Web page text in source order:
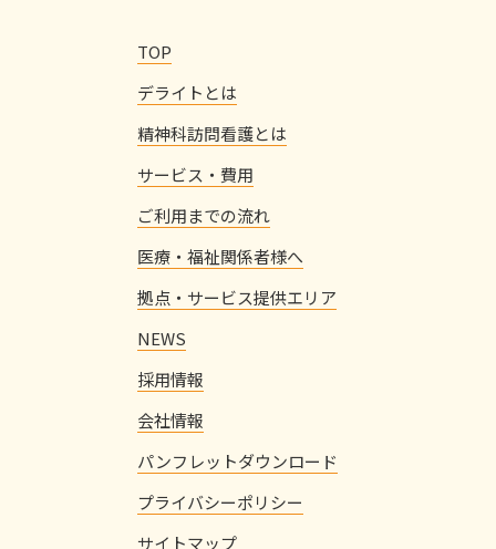
TOP
デライトとは
精神科訪問看護とは
サービス・費用
ご利用までの流れ
医療・福祉関係者様へ
拠点・サービス提供エリア
NEWS
採用情報
会社情報
パンフレットダウンロード
プライバシーポリシー
サイトマップ